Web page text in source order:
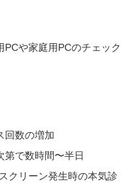
や家庭用PCのチェック
回数の増加
第で数時間〜半日
クリーン発生時の本気診